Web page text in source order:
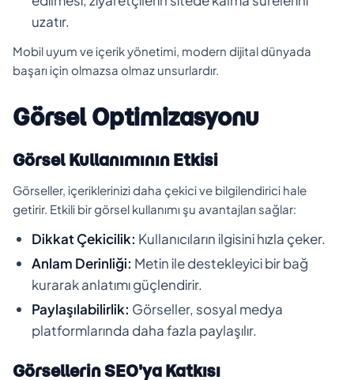
uzatır.
Mobil uyum ve içerik yönetimi, modern dijital dünyada
başarı için olmazsa olmaz unsurlardır.
Görsel Optimizasyonu
Görsel Kullanımının Etkisi
Görseller, içeriklerinizi daha çekici ve bilgilendirici hale
getirir. Etkili bir görsel kullanımı şu avantajları sağlar:
Dikkat Çekicilik: Kullanıcıların ilgisini hızla çeker.
Anlam Derinliği: Metin ile destekleyici bir bağ
kurarak anlatımı güçlendirir.
Paylaşılabilirlik: Görseller, sosyal medya
platformlarında daha fazla paylaşılır.
Görsellerin SEO'ya Katkısı